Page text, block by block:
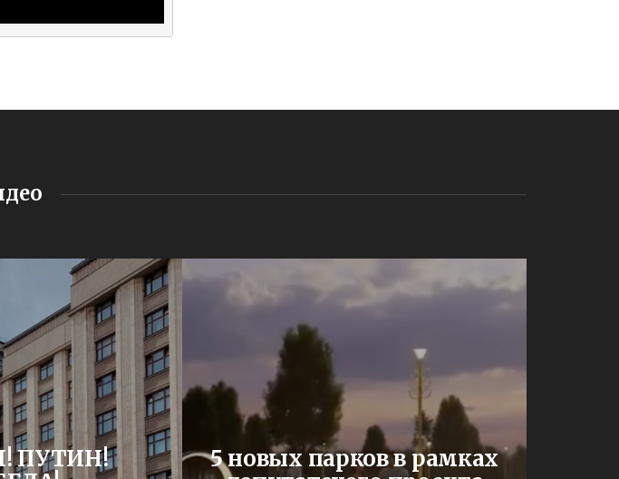
ПУТИН!
5 новых парков в рамках